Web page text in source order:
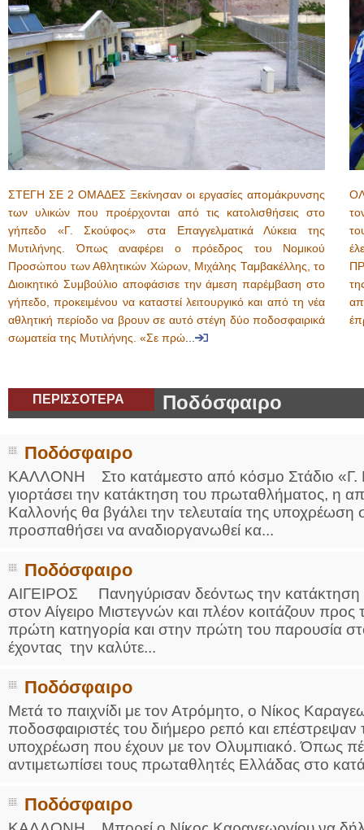
ΣΤΕΓΗ ΣΕ 2 ΟΜΑΔΕΣ Ξεκίνησαν οι εργασίες απομάκρυνσης
των υλικών που προέρχονται από τις κατολισθήσεις στο
γήπεδο «Γ. Σκούφος» στα Επαγγελματικά Λύκεια της
Μυτιλήνης. Όπως αναφέρει ο πρόεδρος του Νομικού
Προσώπου των Αθλητικών Χώρων, Μιχάλης Ταμβακέλλης, το
Διοικητικό Συμβούλιο αποφάσισε την άμεση παρέμβαση στο
γήπεδο, προκειμένου να καταστεί λειτουργικό και από τη νέα
αθλητική περίοδο να βρουν σε αυτό στέγη δύο ποδοσφαιρικά
σωματεία της Μυτιλήνης. «Σε πρώ...
ΠΕΡΙΣΣΟΤΕΡΑ Ποδόσφαιρο
Ποδόσφαιρο
ΚΑΛΛΟΝΗ Στο κατάμεστο από κόσμο Στάδιο «Γ.
γιορτάσει την κατάκτηση του πρωταθλήματος, η
Καλλονής θα βγάλει την τελευταία της
προσπαθήσει να αναδιοργανωθεί κα...
Ποδόσφαιρο
ΑΙΓΕΙΡΟΣ Πανηγύρισαν δεόντως την
στον Αίγειρο Μιστεγνών και πλέον κοιτάζουν
πρώτη κατηγορία και στην πρώτη του παρουσία
έχοντας την καλύτε...
Ποδόσφαιρο
Μετά το παιχνίδι με τον Ατρόμητο, ο Νίκος
ποδοσφαιριστές του διήμερο ρεπό και επέστρεψαν
υποχρέωση που έχουν με τον Ολυμπιακό. Όπως
αντιμετωπίσει τους πρωταθλητές Ελλάδας στο
Ποδόσφαιρο